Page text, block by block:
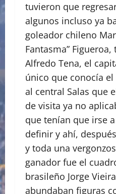
tuvieron que
algunos incluso ya
goleador chileno
Fantasma”
Alfredo Tena, el
único que conocía
al central Salas que
de visita ya no
que tenían que irse
definir y ahí,
y toda una
ganador fue el
brasileño Jorge
abundaban figuras